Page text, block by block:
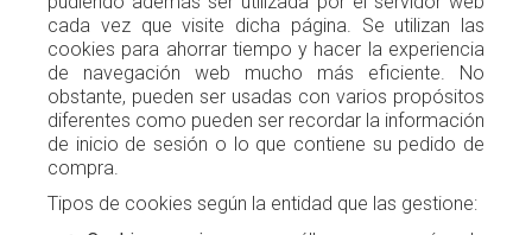
cada vez que visite dicha página. Se utilizan las
cookies para ahorrar tiempo y hacer la experiencia
de navegación web mucho más eficiente. No
obstante, pueden ser usadas con varios propósitos
diferentes como pueden ser recordar la información
de inicio de sesión o lo que contiene su pedido de
compra.
Tipos de cookies según la entidad que las gestione: